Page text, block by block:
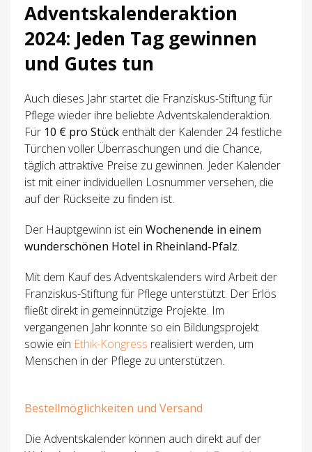
Adventskalenderaktion
2024: Jeden Tag gewinnen
und Gutes tun
Auch dieses Jahr startet die Franziskus-Stiftung für
Pflege wieder ihre beliebte Adventskalenderaktion.
Für 10 € pro Stück enthält der Kalender 24 festliche
Türchen voller Überraschungen und die Chance,
täglich attraktive Preise zu gewinnen. Jeder Kalender
ist mit einer individuellen Losnummer versehen, die
auf der Rückseite zu finden ist.
Der Hauptgewinn ist ein Wochenende in einem
wunderschönen Hotel in Rheinland-Pfalz.
Mit dem Kauf des Adventskalenders wird Arbeit der
Franziskus-Stiftung für Pflege unterstützt. Der Erlös
fließt direkt in gemeinnützige Projekte. Im
vergangenen Jahr konnte so ein Bildungsprojekt
sowie ein Ethik-Kongress realisiert werden, um
Menschen in der Pflege zu unterstützen.
Bestellmöglichkeiten und Versand
Die Adventskalender können auch direkt auf der